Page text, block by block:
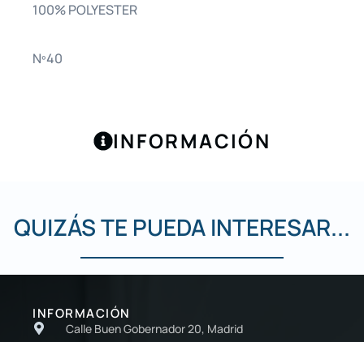
INFORMACIÓN
100% POLYESTER
Nº40
QUIZÁS TE PUEDA INTERESAR...
INFORMACIÓN
Calle Buen Gobernador 20, Madrid